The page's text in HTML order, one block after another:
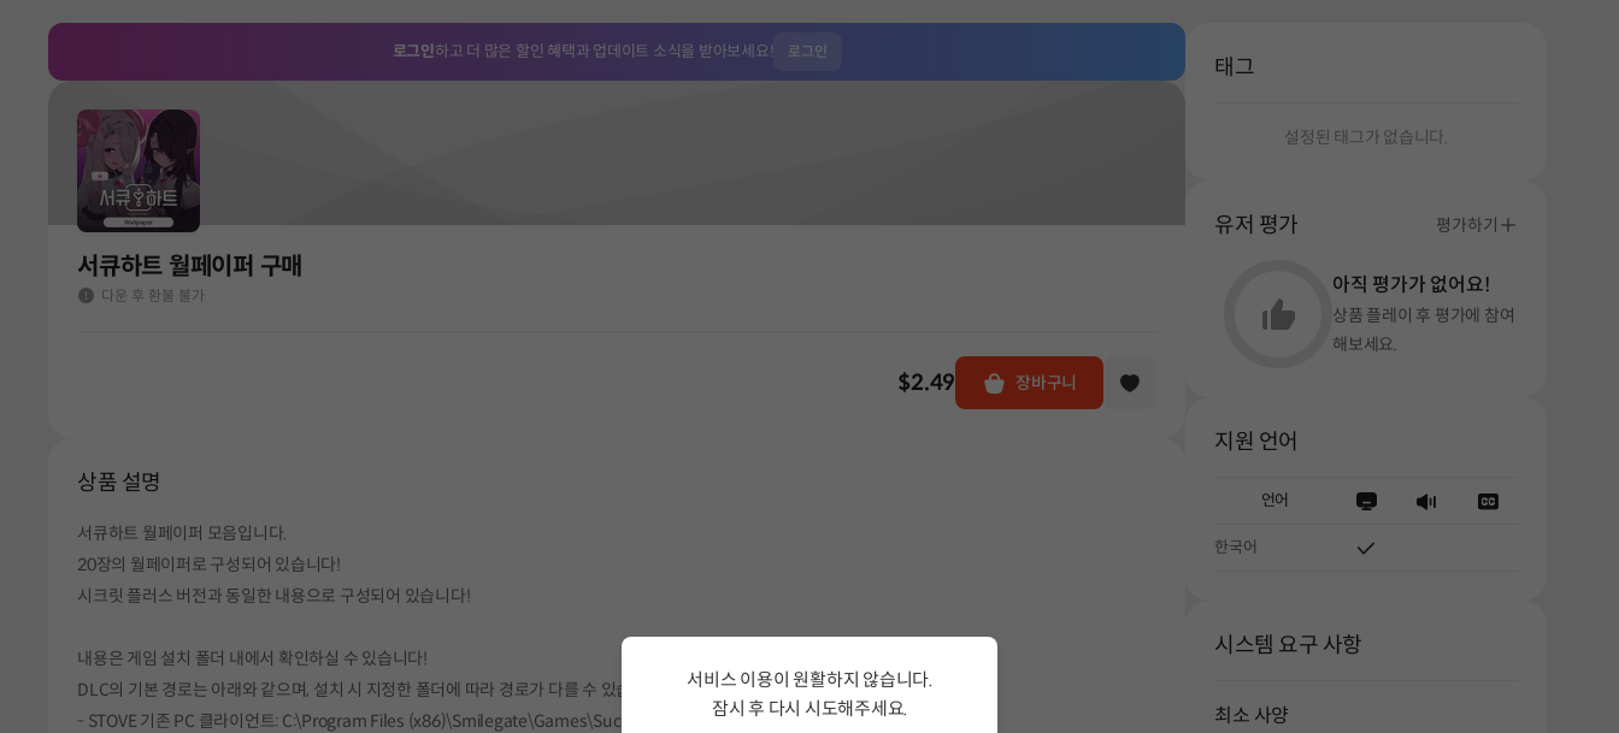
로그인하고 더 많은 할인 혜택과 업데이트 소식을 받아보세요! 로그인
서큐하트 월페이퍼 구매
다운 후 환불 불가
$2.49 장바구니
상품 설명
서큐하트 월페이퍼 모음입니다.
20장의 월페이퍼로 구성되어 있습니다!
시크릿 플러스 버전과 동일한 내용으로 구성되어 있습니다!
내용은 게임 설치 폴더 내에서 확인하실 수 있습니다!
DLC의 기본 경로는 아래와 같으며, 설치 시 지정한 폴더에 따라 경로가 다를 수 있습니다.
- STOVE 기존 PC 클라이언트: C:\Program Files (x86)\Smilegate\Games\SuccuHeart\SuccuHeartWallpaper15
태그
설정된 태그가 없습니다.
유저 평가 평가하기
아직 평가가 없어요!
상품 플레이 후 평가에 참여
해보세요.
지원 언어
언어
한국어
시스템 요구 사항
최소 사양
서비스 이용이 원활하지 않습니다.
잠시 후 다시 시도해주세요.